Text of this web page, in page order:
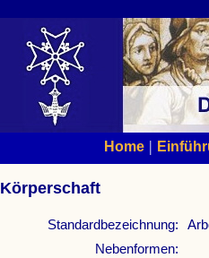
Home |
Körperschaft
Standardbezeichnung:
Nebenformen: